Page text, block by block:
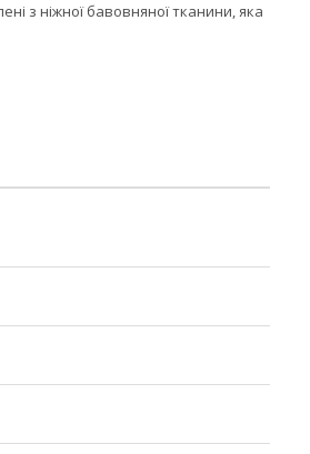
з ніжної бавовняної тканини, яка